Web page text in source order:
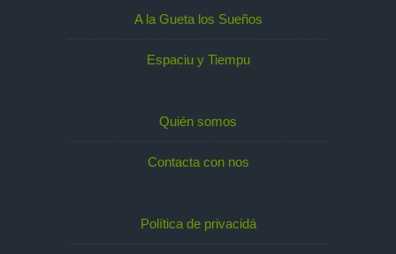
A la Gueta los Sueños
Espaciu y Tiempu
Quién somos
Contacta con nos
Política de privacidá